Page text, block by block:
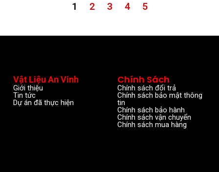
1 2 3 4 5
Vật Liệu An Vinh
Giới thiệu
Tin tức
Dự án đã thực hiện
Chính Sách
Chính sách đổi trả
Chính sách bảo mật thông
tin
Chính sách bảo hành
Chính sách vận chuyển
Chính sách mua hàng